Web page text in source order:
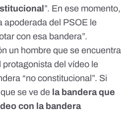
”. En ese momento,
apoderada del PSOE le
con esa bandera”.
un hombre que se encuentra
del vídeo le
“no constitucional”. Si
se ve de la bandera que
con la bandera